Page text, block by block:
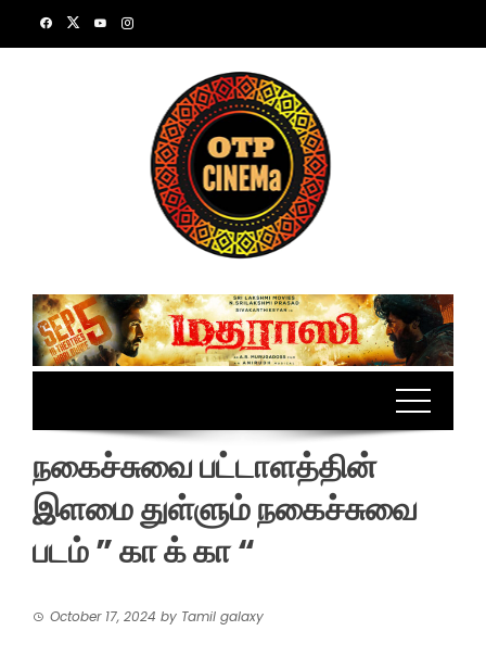
நகைச்சுவை பட்டாளத்தின்
இளமை துள்ளும் நகைச்சுவை
படம் ” கா க் கா “
October 17, 2024 by Tamil galaxy